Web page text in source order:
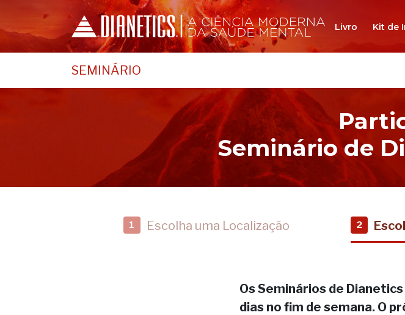
Livro Kit de
SEMINÁRIO
Seminário de
1 Escolha uma Localização 2
Os Seminários de
dias no fim de semana. O